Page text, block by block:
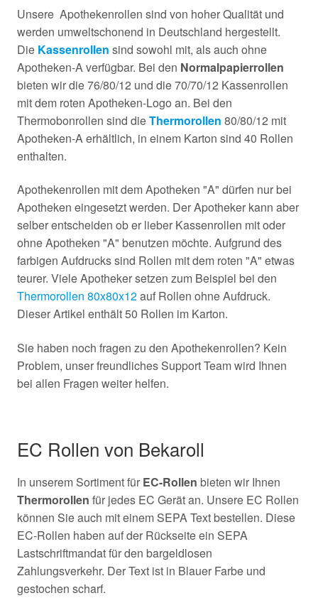
Unsere Apothekenrollen sind von hoher Qualität und
werden umweltschonend in Deutschland hergestellt.
Die Kassenrollen sind sowohl mit, als auch ohne
Apotheken-A verfügbar. Bei den Normalpapierrollen
bieten wir die 76/80/12 und die 70/70/12 Kassenrollen
mit dem roten Apotheken-Logo an. Bei den
Thermobonrollen sind dieThermorollen 80/80/12 mit
Apotheken-A erhältlich, in einem Karton sind 40 Rollen
enthalten.
Apothekenrollen mit dem Apotheken "A" dürfen nur bei
Apotheken eingesetzt werden. Der Apotheker kann aber
selber entscheiden ob er lieber Kassenrollen mit oder
ohne Apotheken "A" benutzen möchte. Aufgrund des
farbigen Aufdrucks sind Rollen mit dem roten "A" etwas
teurer. Viele Apotheker setzen zum Beispiel bei den
Thermorollen 80x80x12auf Rollen ohne Aufdruck.
Dieser Artikel enthält 50 Rollen im Karton.
Sie haben noch fragen zu den Apothekenrollen? Kein
Problem, unser freundliches Support Team wird Ihnen
bei allen Fragen weiter helfen.
EC Rollen von Bekaroll
In unserem Sortiment für EC-Rollen bieten wir Ihnen
Thermorollen für jedes EC Gerät an. Unsere EC Rollen
können Sie auch mit einem SEPA Text bestellen. Diese
EC-Rollen haben auf der Rückseite ein SEPA
Lastschriftmandat für den bargeldlosen
Zahlungsverkehr. Der Text ist in Blauer Farbe und
gestochen scharf.